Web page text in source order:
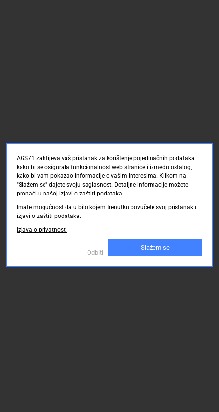
AGS71 zahtijeva vaš pristanak za korištenje pojedinačnih podataka
kako bi se osigurala funkcionalnost web stranice i između ostalog,
kako bi vam pokazao informacije o vašim interesima. Klikom na
"Slažem se" dajete svoju saglasnost. Detaljne informacije možete
pronaći u našoj izjavi o zaštiti podataka.
Imate mogućnost da u bilo kojem trenutku povučete svoj pristanak u
izjavi o zaštiti podataka.
Izjava o privatnosti
Odbiti
Slažem se